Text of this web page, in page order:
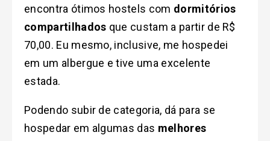
encontra ótimos hostels com dormitórios
compartilhados que custam a partir de R$
70,00. Eu mesmo, inclusive, me hospedei
em um albergue e tive uma excelente
estada.
Podendo subir de categoria, dá para se
hospedar em algumas das melhores